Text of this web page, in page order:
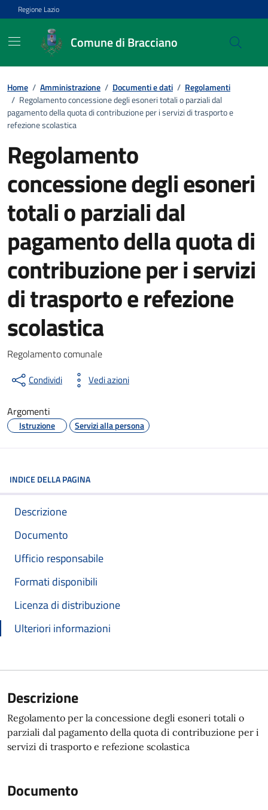
Vai ai contenuti
Vai al footer
Regione Lazio
Comune di Bracciano
Home / Amministrazione / Documenti e dati / Regolamenti
/ Regolamento concessione degli esoneri totali o parziali dal
pagamento della quota di contribuzione per i servizi di trasporto e
refezione scolastica
Regolamento
concessione degli esoneri
totali o parziali dal
pagamento della quota di
contribuzione per i servizi
di trasporto e refezione
scolastica
Dettagli del documento
Regolamento comunale
Condividi Vedi azioni
Argomenti
Istruzione Servizi alla persona
INDICE DELLA PAGINA
Descrizione
Documento
Ufficio responsabile
Formati disponibili
Licenza di distribuzione
Ulteriori informazioni
Descrizione
Regolamento per la concessione degli esoneri totali o
parziali dal pagamento della quota di contribuzione per i
servizi di trasporto e refezione scolastica
Documento